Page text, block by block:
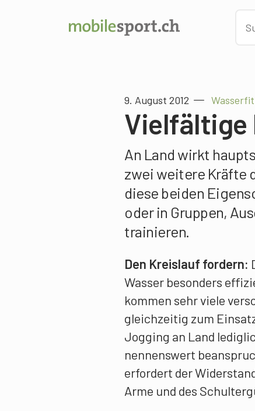
9. August 2012
Vielfältige
An Land wirkt
zwei weitere Kräfte
diese beiden
oder in Gruppen,
trainieren.
Den Kreislauf fordern:
Wasser besonders
kommen sehr viele
gleichzeitig zum
Jogging an Land
nennenswert
erfordert der
Arme und des